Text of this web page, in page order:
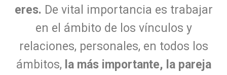
eres. De vital importancia es trabajar
en el ámbito de los vínculos y
relaciones, personales, en todos los
ámbitos, la más importante, la pareja